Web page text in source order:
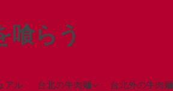
喰らう
アル 台北の牛肉麺
台北駅近辺の牛肉麺台北外の牛肉麺
台中の牛肉麺